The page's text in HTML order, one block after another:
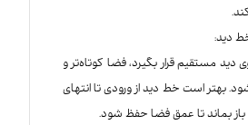
دید:
دید مستقیم قرار بگیرد، فضا کوتاه‌تر و
بهتر است خط دید از ورودی تا انتهای
بماند تا عمق فضا حفظ شود.